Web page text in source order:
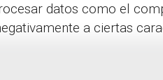
datos como el
a ciertas